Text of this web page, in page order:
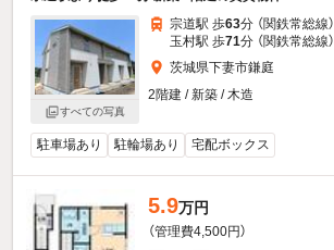
すべての写真
宗道駅 歩63分 （関鉄常総線）
玉村駅 歩71分 （関鉄常総線）
茨城県下妻市鎌庭
2階建 / 新築 / 木造
駐車場あり 駐輪場あり 宅配ボックス
5.9万円
（管理費4,500円）